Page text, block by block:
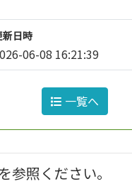
新日時
06-08 16:21:39
一覧へ
照ください。